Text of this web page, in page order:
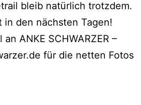
bleib natürlich trotzdem.
in den nächsten Tagen!
ANKE SCHWARZER –
für die netten Fotos